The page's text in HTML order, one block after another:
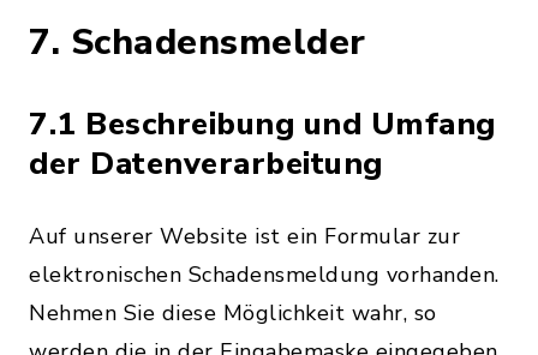
7. Schadensmelder
7.1 Beschreibung und Umfang
der Datenverarbeitung
Auf unserer Website ist ein Formular zur
elektronischen Schadensmeldung vorhanden.
Nehmen Sie diese Möglichkeit wahr, so